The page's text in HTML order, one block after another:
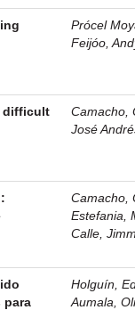
Prócel
Feijóo,
difficult
Camacho,
José
Camacho,
Estefania,
Calle,
para
Holguín,
Aumala,